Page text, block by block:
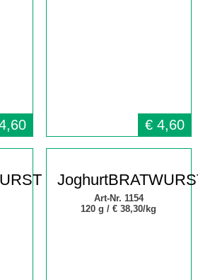
€ 4,60
Art-Nr. 1154
120 g /€ 38,30/kg